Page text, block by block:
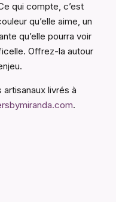
qui compte, c’est
qu’elle aime, un
qu’elle pourra voir
Offrez-la autour
livrés à
.